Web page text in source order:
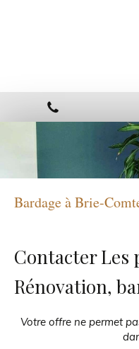
Bardage à Brie-
Contacter Les
Rénovation,
Votre offre ne permet